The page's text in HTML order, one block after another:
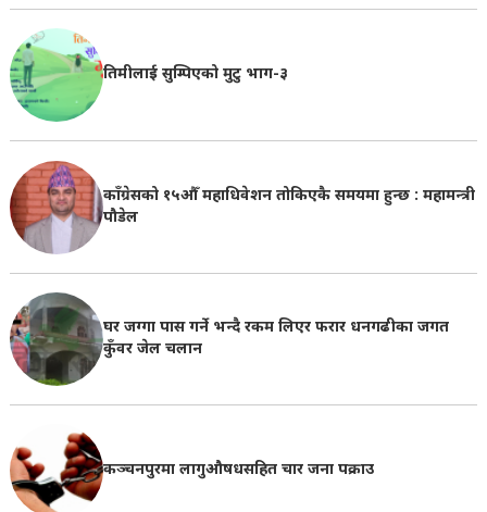
तिमीलाई सुम्पिएको मुटु भाग-३
काँग्रेसको १५औँ महाधिवेशन तोकिएकै समयमा हुन्छ : महामन्त्री
पौडेल
घर जग्गा पास गर्ने भन्दै रकम लिएर फरार धनगढीका जगत
कुँवर जेल चलान
कञ्चनपुरमा लागुऔषधसहित चार जना पक्राउ